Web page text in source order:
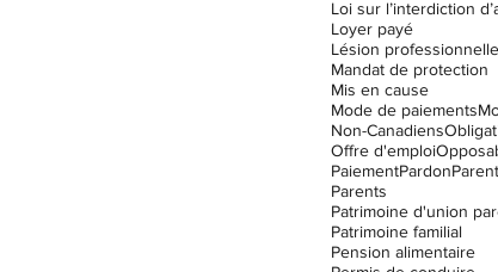
Loyer payé
Lésion professionnelle
Mandat de protection
Mis en cause
Mode de paiements
Non-Canadiens
Offre d'emploi
PaiementPardon
Parents
Patrimoine d'union
Patrimoine familial
Pension alimentaire